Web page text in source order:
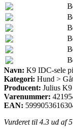
Navn: K9 IDC-sele
Kategori: Hund >
Producent: Julius K9
Varenummer:
EAN:
Vurderet til 4.3 ud af